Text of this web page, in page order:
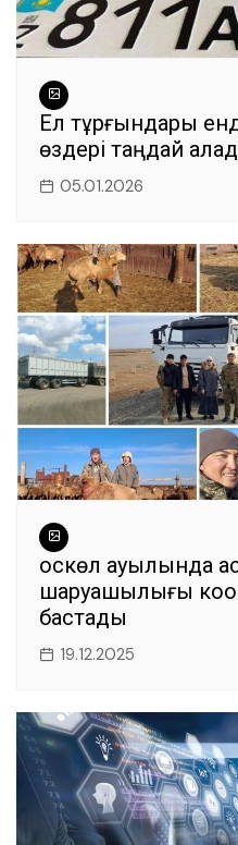
Ел тұрғындары
өздері таңдай
05.01.2026
Қоскөл ауылында
шаруашылығы
бастады
19.12.2025